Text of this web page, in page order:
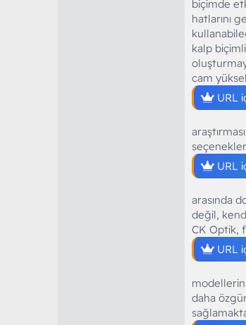
biçimde
hatlarını
kalp
cam
URL
URL
arasında
değil,
CK Optik,
URL
daha